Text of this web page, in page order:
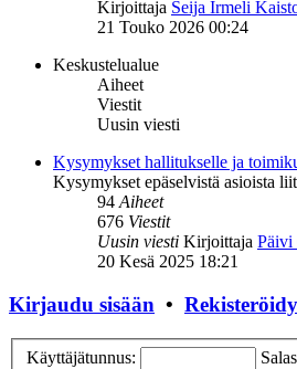
Kirjoittaja Seija Irmeli
21 Touko 2026 00:24
Keskustelualue
Aiheet
Viestit
Uusin viesti
Kysymykset hallitukselle ja
Kysymykset epäselvistä asioista
94Aiheet
676 Viestit
Uusin viesti Kirjoittaja Päivi
20 Kesä 2025 18:21
Kirjaudu sisään • Rekisteröidy
Käyttäjätunnus: